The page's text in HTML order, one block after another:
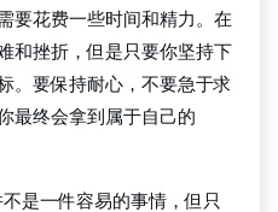
要花费一些时间和精力。在
和挫折，但是只要你坚持下
。要保持耐心，不要急于求
最终会拿到属于自己的
是一件容易的事情，但只